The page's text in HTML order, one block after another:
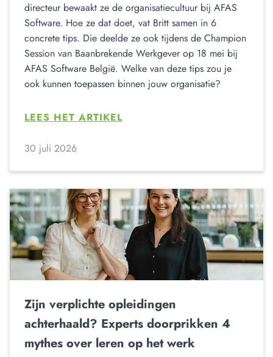
directeur bewaakt ze de organisatiecultuur bij AFAS
Software. Hoe ze dat doet, vat Britt samen in 6
concrete tips. Die deelde ze ook tijdens de Champion
Session van Baanbrekende Werkgever op 18 mei bij
AFAS Software België. Welke van deze tips zou je
ook kunnen toepassen binnen jouw organisatie?
LEES HET ARTIKEL
30 juli 2026
Zijn verplichte opleidingen
achterhaald? Experts doorprikken 4
mythes over leren op het werk